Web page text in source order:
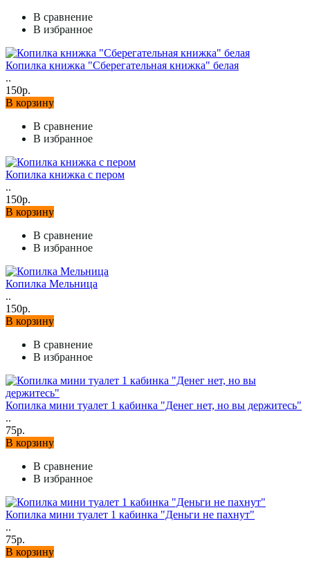
В сравнение
В избранное
Копилка книжка "Сберегательная книжка" белая
..
150р.
В корзину
В сравнение
В избранное
Копилка книжка с пером
..
150р.
В корзину
В сравнение
В избранное
Копилка Мельница
..
150р.
В корзину
В сравнение
В избранное
Копилка мини туалет 1 кабинка "Денег нет, но вы держитесь"
..
75р.
В корзину
В сравнение
В избранное
Копилка мини туалет 1 кабинка "Деньги не пахнут"
..
75р.
В корзину